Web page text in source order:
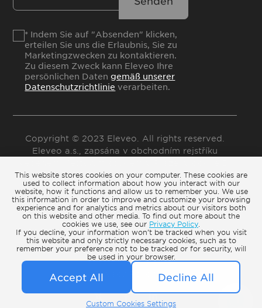
This website stores cookies on your computer. These cookies are
used to collect information about how you interact with our
website, how it functions and allow us to remember you. We use
this information in order to improve and customize your browsing
experience and for analytics and metrics about our visitors both
on this website and other media. To find out more about the
cookies we use, see our Privacy Policy
If you decline, your information won’t be tracked when you visit
this website and only strictly necessary cookies, such as to
remember your preference not to be tracked or for security, will
be used in your browser.
Custom Cookies Settings
Accept All Decline All
* Indem Sie auf "Absenden" klicken,
erteilen Sie uns die Erlaubnis, Sie zu
Marketingzwecken zu kontaktieren.
Zu diesem Zweck kann Eleveo Ihre
persönlichen Datengemäß unserer
Datenschutzrichtlinie verarbeiten.
Copyright © 2023 Eleveo. All rights reserved.
Eleveo a.s., zapsána v obchodním rejstříku
vložka 22865
Cookie Settings
Terms of Use
Privacy Policy